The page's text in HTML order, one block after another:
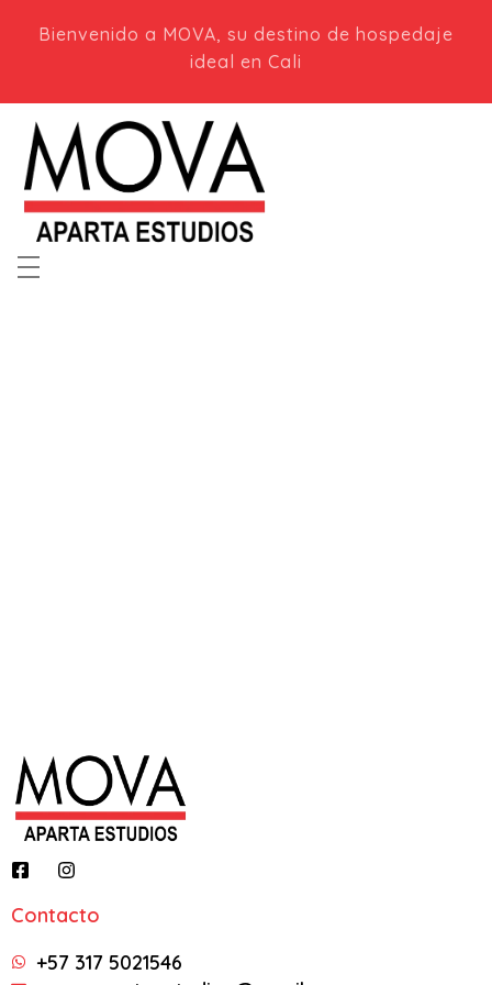
Bienvenido a MOVA, su destino de hospedaje
ideal en Cali
Mova Aparta Estudios en Cali
Apartaestudios modernos en Cali, Colombia. ¡Tu hogar lejos de casa!
Contacto
+57 317 5021546